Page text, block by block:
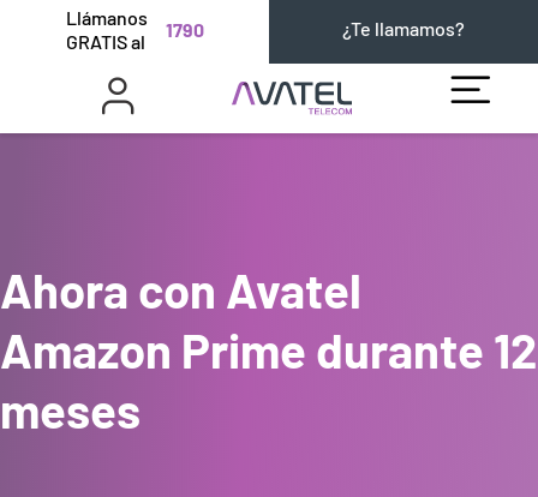
Llámanos
GRATIS al
1790 ¿Te llamamos?
Ahora con Avatel
Amazon Prime durante 12
meses